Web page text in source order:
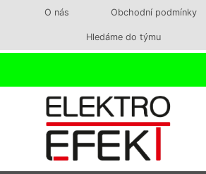
O nás Obchodní podmínky
Hledáme do týmu